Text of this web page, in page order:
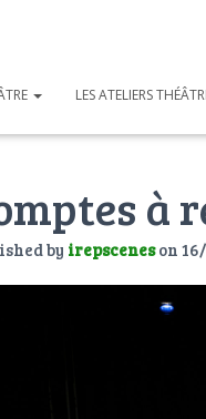
LES ATELIERS
à
by irepsceneson